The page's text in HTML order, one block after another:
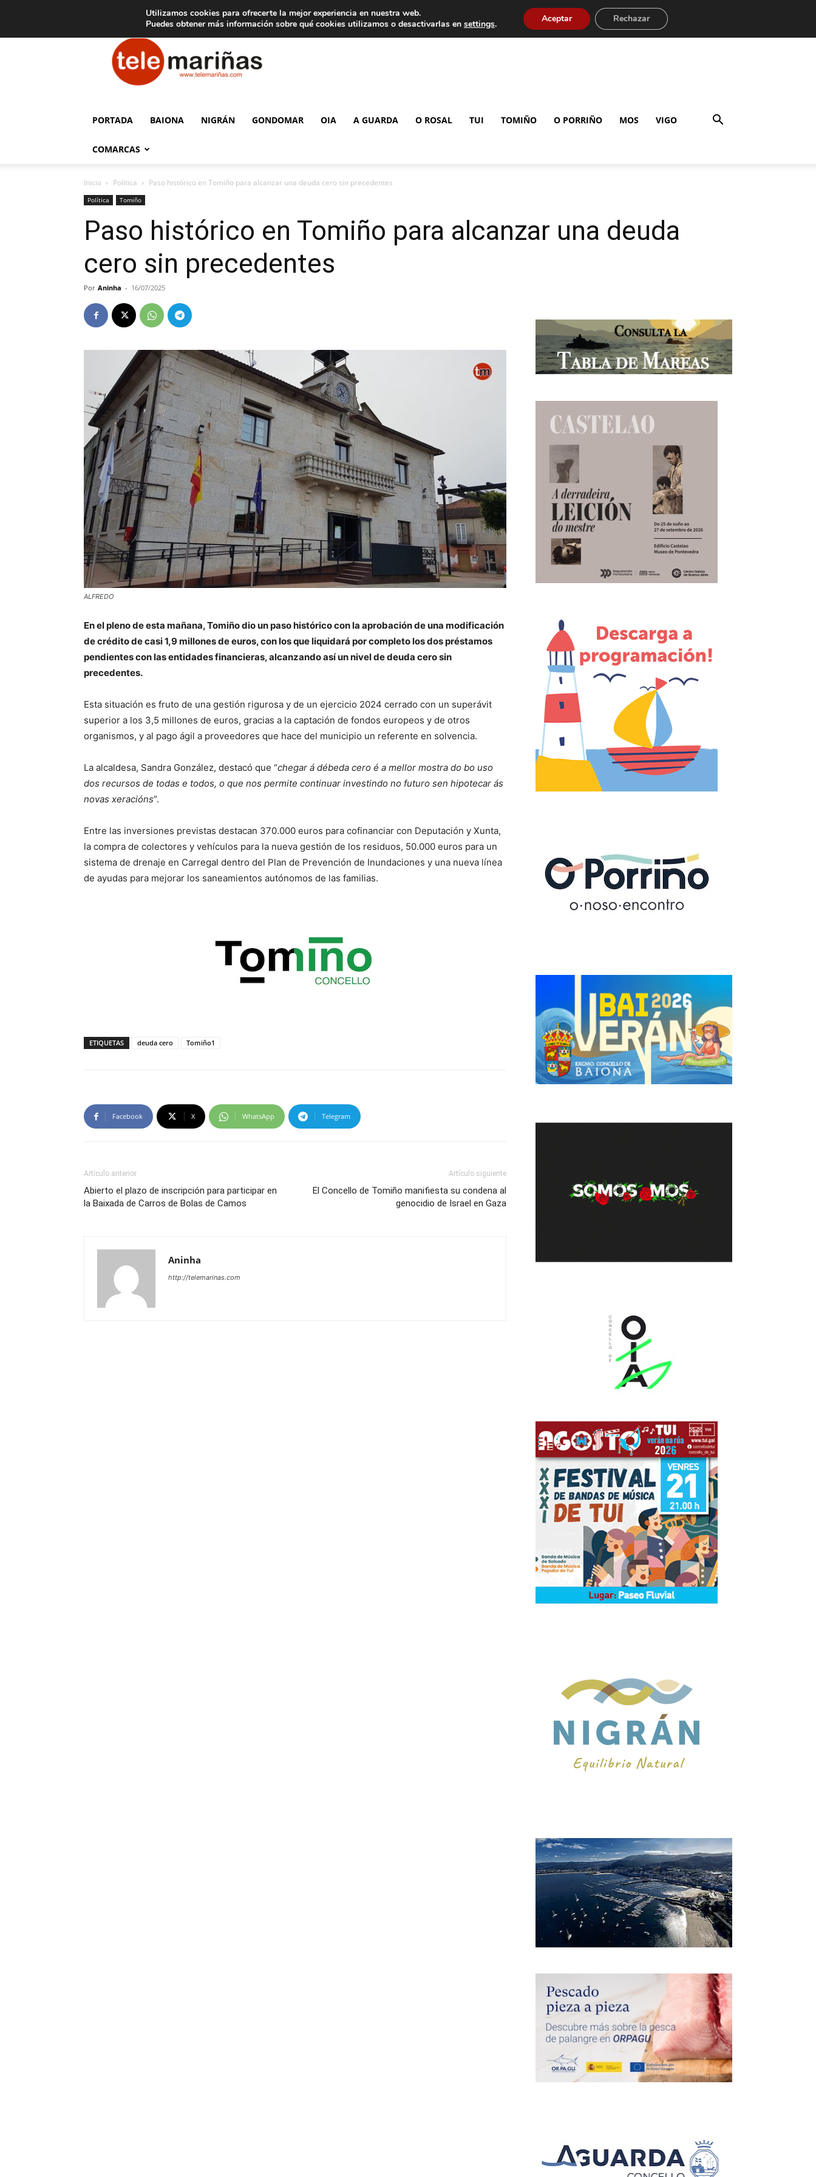
Aviso legal Tarifas de publicidad
Telemariñas
PORTADA BAIONA NIGRÁN GONDOMAR OIA A GUARDA O ROSAL TUI TOMIÑO O PORRIÑO MOS VIGO
COMARCAS
Inicio Política Paso histórico en Tomiño para alcanzar una deuda cero sin precedentes
Política Tomiño
Paso histórico en Tomiño para alcanzar una deuda
cero sin precedentes
Por Aninha - 16/07/2025
ALFREDO
En el pleno de esta mañana, Tomiño dio un paso histórico con la aprobación de una modificación
de crédito de casi 1,9 millones de euros, con los que liquidará por completo los dos préstamos
pendientes con las entidades financieras, alcanzando así un nivel de deuda cero sin
precedentes.
Esta situación es fruto de una gestión rigurosa y de un ejercicio 2024 cerrado con un superávit
superior a los 3,5 millones de euros, gracias a la captación de fondos europeos y de otros
organismos, y al pago ágil a proveedores que hace del municipio un referente en solvencia.
La alcaldesa, Sandra González, destacó que “chegar á débeda cero é a mellor mostra do bo uso
dos recursos de todas e todos, o que nos permite continuar investindo no futuro sen hipotecar ás
novas xeracións”.
Entre las inversiones previstas destacan 370.000 euros para cofinanciar con Deputación y Xunta,
la compra de colectores y vehículos para la nueva gestión de los residuos, 50.000 euros para un
sistema de drenaje en Carregal dentro del Plan de Prevención de Inundaciones y una nueva línea
de ayudas para mejorar los saneamientos autónomos de las familias.
ETIQUETAS deuda cero Tomiño1
Facebook X WhatsApp Telegram
Artículo anterior
Abierto el plazo de inscripción para participar en
la Baixada de Carros de Bolas de Camos
Artículo siguiente
El Concello de Tomiño manifiesta su condena al
genocidio de Israel en Gaza
Aninha
http://telemarinas.com
Utilizamos cookies para ofrecerte la mejor experiencia en nuestra web.
Puedes obtener más información sobre qué cookies utilizamos o desactivarlas en settings. Aceptar Rechazar